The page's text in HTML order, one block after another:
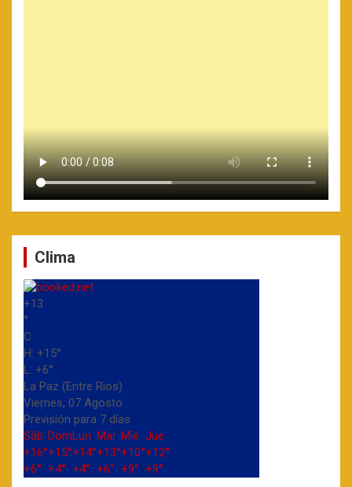
Clima
+13
°
C
H: +15°
L: +6°
La Paz (Entre Rios)
Viernes, 07 Agosto
Previsión para 7 días
Sáb DomLun Mar Mié Jue
+16°+15°+14°+13°+10°+12°
+6° +4° +4° +6° +9° +9°